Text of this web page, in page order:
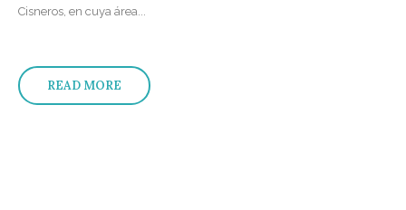
Cisneros, en cuya área...
READ MORE